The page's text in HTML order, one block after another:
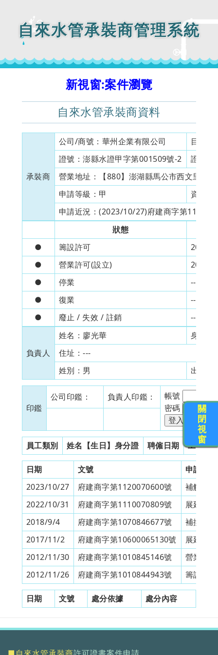
自來水管承裝商管理系統
新視窗:案件瀏覽
自來水管承裝商資料
承裝商
公司/商號： 華州企業有限公司
目前狀
證號：澎縣水證甲字第001509號-2
證書有
營業地址：
【880】澎湖縣馬公市西文里西
申請等級： 甲
資本額
申請近況：(2023/10/27)府建商字第
狀態
●
籌設許可
2012/
●
營業許可(設立)
2012/
●
停業
---
●
復業
---
●
廢止 / 失效 / 註銷 ---
負責人
姓名： 廖光華
身分證
住址：---
姓別： 男 出生日
印鑑
公司印鑑： 負責人印鑑：
帳號
密碼
員工類別 姓名【生日】身分證 聘僱日期 工作證
日期 文號
申請類別
2023/10/27
府建商字第1120070600號
補解僱
2022/10/31
府建商字第1110070809號
展延營
2018/9/4
府建商字第1070846677號
補換發
2017/11/2
府建商字第10600065130號
展延營
2012/11/30
府建商字第1010845146號
營業許可
2012/11/26
府建商字第1010844943號 籌設許可
日期 文號 處分依據 處分內容
關
閉
視
窗